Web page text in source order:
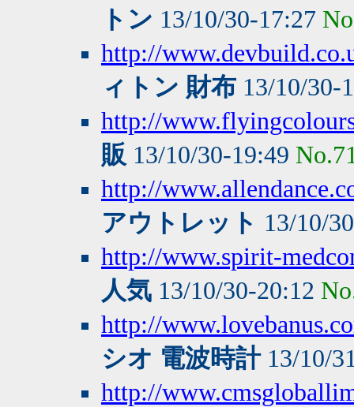
トン 13/10/30-17:27
http://
ィトン 財布 13/10/30-
http://
販 13/10/30-19:49
http://
アウトレット 13/10/
http://www.spirit-
人気 13/10/30-20:12
http://
シオ 電波時計13/10/
http://